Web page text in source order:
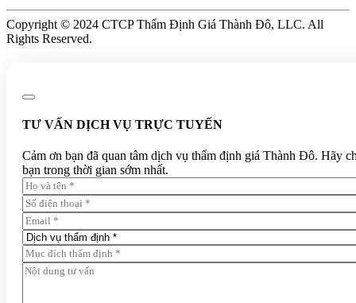
Copyright © 2024 CTCP Thẩm Định Giá Thành Đô, LLC. All
Rights Reserved.
TƯ VẤN DỊCH VỤ TRỰC TUYẾN
Cảm ơn bạn đã quan tâm dịch vụ thẩm định giá Thành Đô. Hãy
bạn trong thời gian sớm nhất.